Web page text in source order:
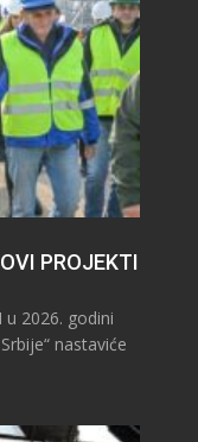
PROJEKTI
2026. godini
nastaviće